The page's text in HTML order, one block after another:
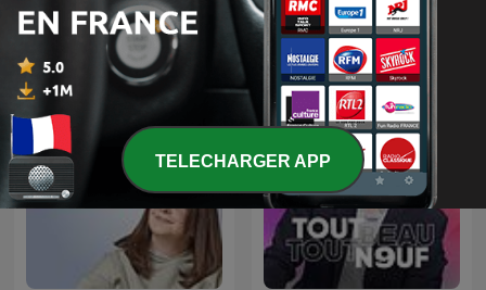
La riposte
James O'Brien's Mystery
Hour
TELECHARGER APP